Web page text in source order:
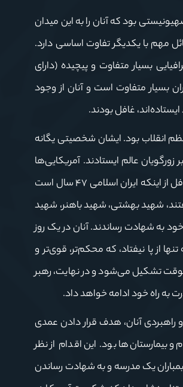
بود که آنان را به این میدان
مهم با یکدیگر تفاوت اساسی دارد.
بسیار متفاوت و پیچیده (دارای
و کهن به قدمت ۲۵۰۰ سال است. مسئله ایران بسیار متفاوت است و آنان از وجود
غافل بودند.
انقلاب بود. ایشان شخصیتی یگانه
عالم ایستادند. آمریکایی‌ها
خیال می‌کردند با زدن محور این کشور و حذف فیزیکی رهبری، انقلاب اسلامی از هم می‌پاشد. غافل از اینکه ایران اسلامی ۴۷ سال است
شهید بهشتی، شهید باهنر، شهید
به شهادت رساندند. آنان در یک روز
از پا نیفتاد، که محکم‌تر، قوی‌تر و
موقت تشکیل می‌شود و در نهایت، رهبر
به راه خود ادامه خواهد داد.
آنان، هدف قرار دادن عمدی
بود. این اقدام از نظر
یک مدرسه و به شهادت رساندن